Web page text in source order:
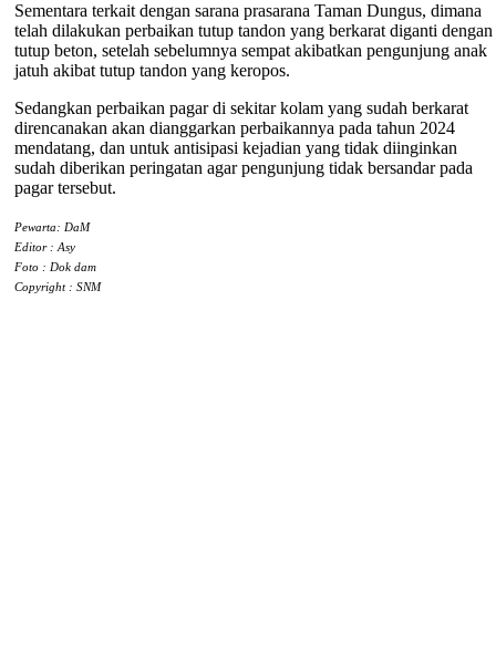
Sementara terkait dengan sarana prasarana Taman Dungus, dimana
telah dilakukan perbaikan tutup tandon yang berkarat diganti dengan
tutup beton, setelah sebelumnya sempat akibatkan pengunjung anak
jatuh akibat tutup tandon yang keropos.
Sedangkan perbaikan pagar di sekitar kolam yang sudah berkarat
direncanakan akan dianggarkan perbaikannya pada tahun 2024
mendatang, dan untuk antisipasi kejadian yang tidak diinginkan
sudah diberikan peringatan agar pengunjung tidak bersandar pada
pagar tersebut.
Pewarta: DaM
Editor : Asy
Foto : Dok dam
Copyright : SNM